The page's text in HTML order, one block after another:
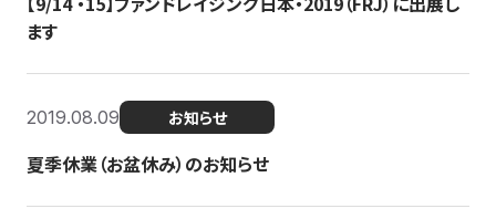
ます
2019.08.09 お知らせ
夏季休業（お盆休み）のお知らせ